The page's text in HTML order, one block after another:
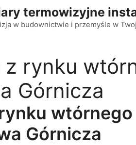
termowizyjne
w budownictwie i przemyśle w
rynku
Górnicza
Górnicza